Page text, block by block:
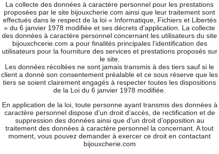
La collecte des données à caractère personnel pour les prestations
proposées par le site bijouxcherie.com ainsi que leur traitement sont
effectués dans le respect de la loi « Informatique, Fichiers et Libertés
» du 6 janvier 1978 modifiée et ses décrets d’application. La collecte
des données à caractère personnel concernant les utilisateurs du site
bijouxchcerie.com a pour finalités principales l’identification des
utilisateurs pour la fourniture des services et prestations proposés sur
le site.
Les données récoltées ne sont jamais transmis à des tiers sauf si le
client a donné son consentement préalable et ce sous réserve que les
tiers se soient clairement engagés à respecter toutes les dispositions
de la Loi du 6 janvier 1978 modifiée.
En application de la loi, toute personne ayant transmis des données à
caractère personnel dispose d’un droit d’accès, de rectification et de
suppression des données ainsi que d’un droit d’opposition au
traitement des données à caractère personnel la concernant. A tout
moment, vous pouvez demander à exercer ce droit en contactant
bijouxcherie.com